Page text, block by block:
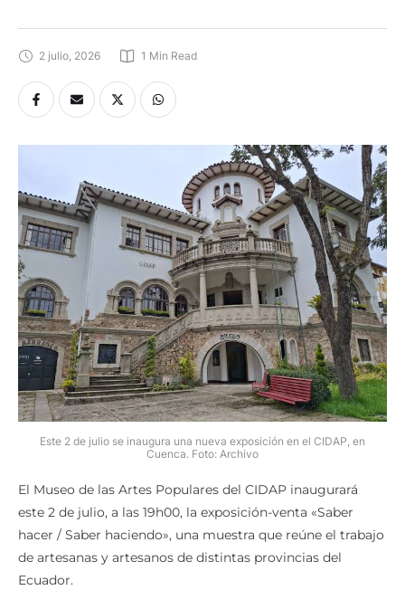
2 julio, 2026 1 Min Read
Este 2 de julio se inaugura una nueva exposición en el CIDAP, en
Cuenca. Foto: Archivo
El Museo de las Artes Populares del CIDAP inaugurará
este 2 de julio, a las 19h00, la exposición-venta «Saber
hacer / Saber haciendo», una muestra que reúne el trabajo
de artesanas y artesanos de distintas provincias del
Ecuador.